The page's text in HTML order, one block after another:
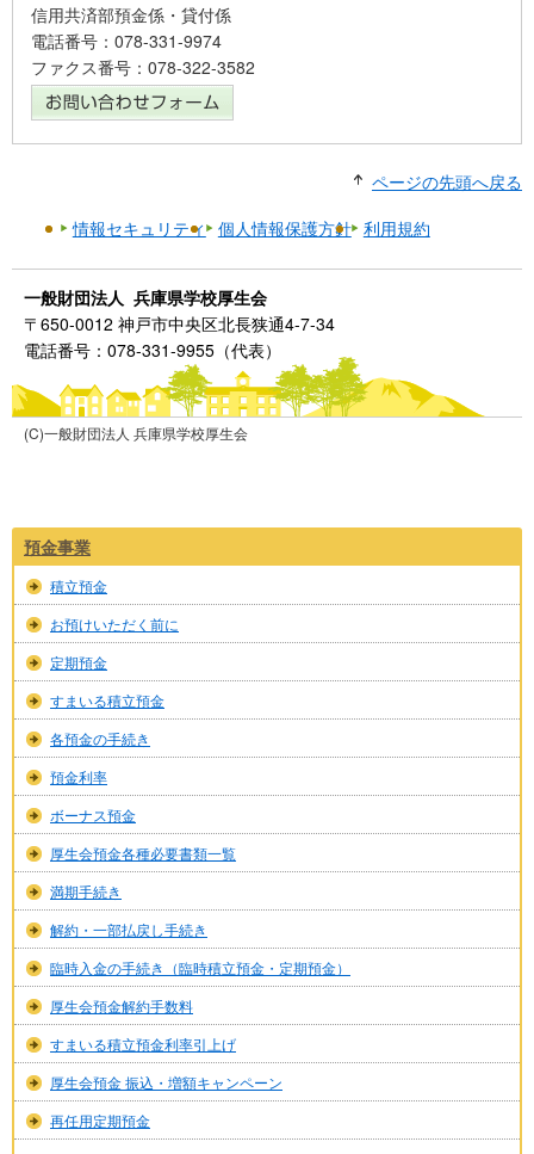
預金事業
積立預金
お預けいただく前に
定期預金
すまいる積立預金
各預金の手続き
預金利率
ボーナス預金
厚生会預金各種必要書類一覧
満期手続き
解約・一部払戻し手続き
臨時入金の手続き（臨時積立預金・定期預金）
厚生会預金解約手数料
すまいる積立預金利率引上げ
厚生会預金 振込・増額キャンペーン
再任用定期預金
信用共済部預金係・貸付係
電話番号：078-331-9974
ファクス番号：078-322-3582
ページの先頭へ戻る
情報セキュリティ
個人情報保護方針 利用規約
一般財団法人 兵庫県学校厚生会
〒650-0012 神戸市中央区北長狭通4-7-34
電話番号：078-331-9955（代表）
(C)一般財団法人 兵庫県学校厚生会